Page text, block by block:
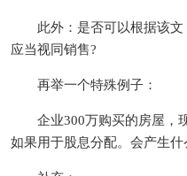
此外：是否可以根据该文
应当视同销售?
再举一个特殊例子：
企业300万购买的房屋，现
如果用于股息分配。会产生什